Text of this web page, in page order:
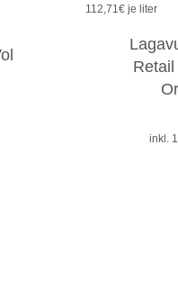
112,71 € je liter
inkl.